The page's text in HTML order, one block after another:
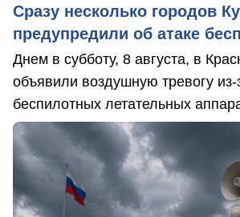
Сразу несколько городов
предупредили об атаке
Днем в субботу, 8 августа, в
объявили воздушную тревогу из-
беспилотных летательных